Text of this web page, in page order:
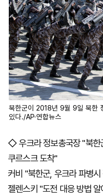
북한군이 2018년 9월 9일 북한
있다./AP·연합뉴스
◇ 우크라 정보총국장 "북한
쿠르스크 도착"
커비 "북한군, 우크라 파병시
젤렌스키 "도전 대응 방법 알